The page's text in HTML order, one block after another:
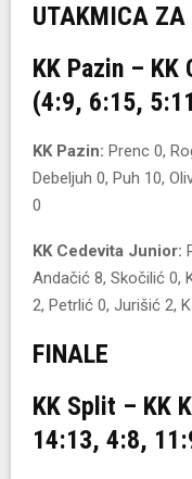
UTAKMICA
KK Pazin –
(4:9, 6:15,
KK Pazin: Prenc 0,
Debeljuh 0, Puh 10,
0
KK Cedevita Junior:
Andačić 8, Skočilić 0,
2, Petrlić 0, Jurišić 2,
FINALE
KK Split – KK
14:13, 4:8,